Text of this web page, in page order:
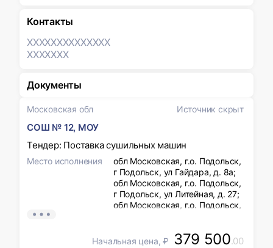
Московская обл Источник скрыт
СОШ № 12, МОУ
Тендер: Поставка сушильных машин
Место исполнения
обл Московская, г.о. Подольск,
г Подольск, ул Гайдара, д. 8а;
обл Московская, г.о. Подольск,
г Подольск, ул Литейная, д. 27;
обл Московская, г.о. Подольск,
г Подольск, ул Чехова, д. 6а
Начальная цена, ₽ 379 500.00
Контакты
XXXXXXXXXXXXXX
XXXXXXX
Документы